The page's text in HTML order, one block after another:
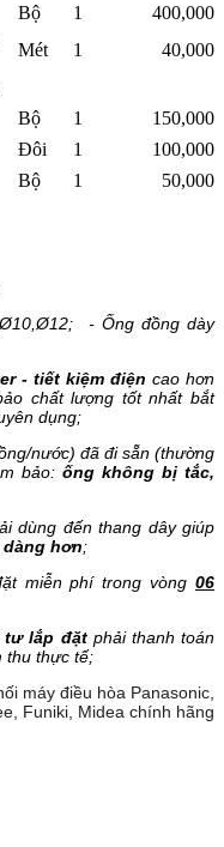
Bộ 1
400,000
Mét 1
40,000
Bộ 1
150,000
Đôi 1
100,000
Bộ 1 50,000
- Ống đồng dày
- tiết kiệm điện cao hơn
chất lượng tốt nhất bắt
dụng;
nước) đã đi sẵn (thường
bảo: ống không bị tắc,
dùng đến thang dây giúp
hơn;
miễn phí trong vòng 06
tư lắp đặtphải thanh toán
thu thực tế;
máy điều hòa Panasonic,
Funiki, Midea chính hãng